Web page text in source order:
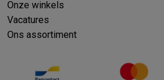
Onze winkels
Vacatures
Ons assortiment